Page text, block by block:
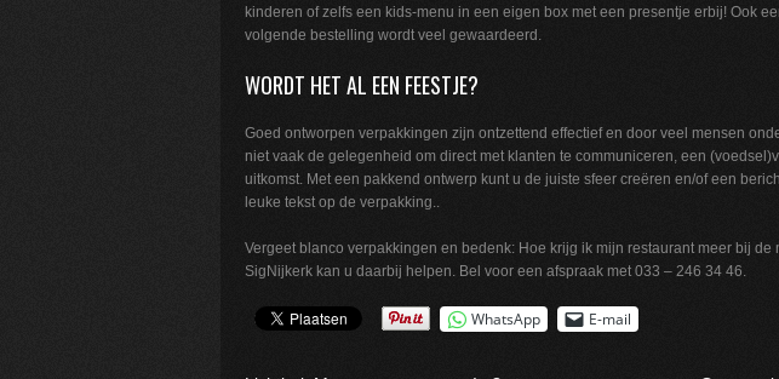
kinderen of zelfs een kids-menu in een eigen box met een presentje erbij! Ook
volgende bestelling wordt veel gewaardeerd.
WORDT HET AL EEN FEESTJE?
Goed ontworpen verpakkingen zijn ontzettend effectief en door veel mensen
niet vaak de gelegenheid om direct met klanten te communiceren, een
uitkomst. Met een pakkend ontwerp kunt u de juiste sfeer creëren en/of een
leuke tekst op de verpakking..
Vergeet blanco verpakkingen en bedenk: Hoe krijg ik mijn restaurant meer bij de
SigNijkerk kan u daarbij helpen. Bel voor een afspraak met 033 – 246 34 46.
WhatsApp E-mail